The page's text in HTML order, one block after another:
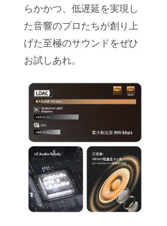
らかかつ、低遅延を実現し
た音響のプロたちが創り上
げた至極のサウンドをぜひ
お試しあれ。